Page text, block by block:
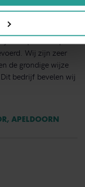
Wij zijn zeer
de grondige wijze
bedrijf bevelen wij
APELDOORN